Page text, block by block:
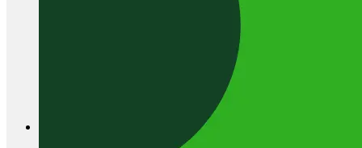
Hundelegetøj og tilbehør
Kattelegetøj og tilbehør